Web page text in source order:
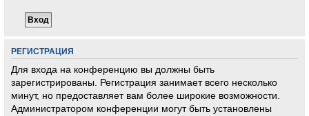
РЕГИСТРАЦИЯ
Для входа на конференцию вы должны быть
зарегистрированы. Регистрация занимает всего несколько
минут, но предоставляет вам более широкие возможности.
Администратором конференции могут быть установлены